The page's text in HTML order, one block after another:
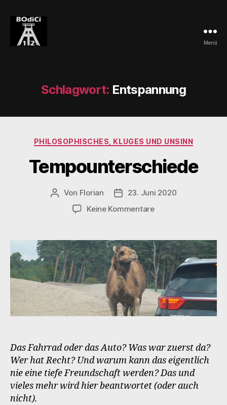
Menü
Schlagwort: Entspannung
Kategorien
PHILOSOPHISCHES, KLUGES UND UNSINN
Tempounterschiede
Beitragsautor
Von Florian Veröffentlichungsdatum
23. Juni 2020
Keine Kommentarezu
Das Fahrrad oder das Auto? Was war zuerst da?
Wer hat Recht? Und warum kann das eigentlich
nie eine tiefe Freundschaft werden? Das und
vieles mehr wird hier beantwortet (oder auch
nicht).